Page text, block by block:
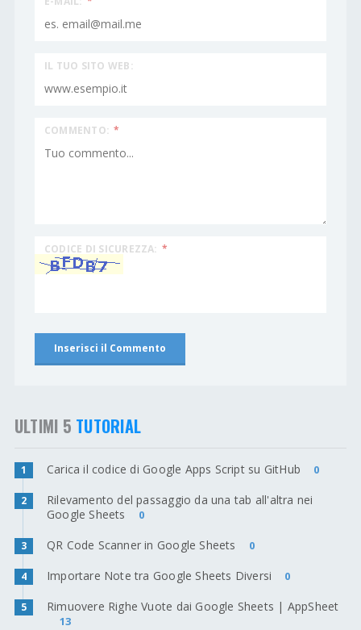
IL TUO SITO WEB:
COMMENTO: *
CODICE DI SICUREZZA: *
ULTIMI 5 TUTORIAL
1 Carica il codice di Google Apps Script su GitHub 0
2
Rilevamento del passaggio da una tab all'altra nei
Google Sheets
0
3 QR Code Scanner in Google Sheets 0
4 Importare Note tra Google Sheets Diversi 0
5 Rimuovere Righe Vuote dai Google Sheets | AppSheet
13